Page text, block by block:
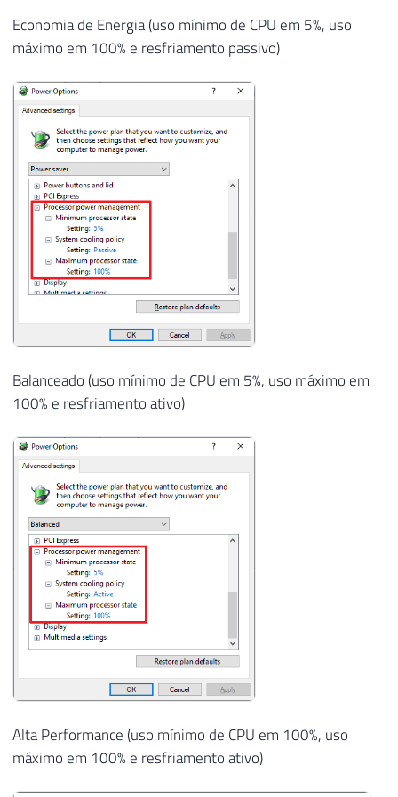
Economia de Energia (uso mínimo de CPU em 5%, uso
máximo em 100% e resfriamento passivo)
Balanceado (uso mínimo de CPU em 5%, uso máximo em
100% e resfriamento ativo)
Alta Performance (uso mínimo de CPU em 100%, uso
máximo em 100% e resfriamento ativo)